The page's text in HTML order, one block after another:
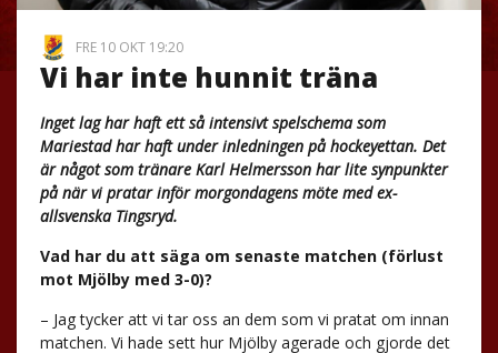
FRE 10 OKT 19:20
Vi har inte hunnit träna
Inget lag har haft ett så intensivt spelschema som
Mariestad har haft under inledningen på hockeyettan. Det
är något som tränare Karl Helmersson har lite synpunkter
på när vi pratar inför morgondagens möte med ex-
allsvenska Tingsryd.
Vad har du att säga om senaste matchen (förlust
mot Mjölby med 3-0)?
– Jag tycker att vi tar oss an dem som vi pratat om innan
matchen. Vi hade sett hur Mjölby agerade och gjorde det